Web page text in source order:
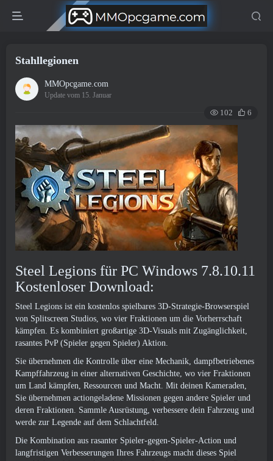
Stahllegionen
MMOpcgame.com
Update vom 15. Januar
102 6
Steel Legions für PC Windows 7.8.10.11
Kostenloser Download:
Steel Legions ist ein kostenlos spielbares 3D-Strategie-Browserspiel
von Splitscreen Studios, wo vier Fraktionen um die Vorherrschaft
kämpfen. Es kombiniert großartige 3D-Visuals mit Zugänglichkeit,
rasantes PvP (Spieler gegen Spieler) Aktion.
Sie übernehmen die Kontrolle über eine Mechanik, dampfbetriebenes
Kampffahrzeug in einer alternativen Geschichte, wo vier Fraktionen
um Land kämpfen, Ressourcen und Macht. Mit deinen Kameraden,
Sie übernehmen actiongeladene Missionen gegen andere Spieler und
deren Fraktionen. Sammle Ausrüstung, verbessere dein Fahrzeug und
werde zur Legende auf dem Schlachtfeld.
Die Kombination aus rasanter Spieler-gegen-Spieler-Action und
langfristigen Verbesserungen Ihres Fahrzeugs macht dieses Spiel